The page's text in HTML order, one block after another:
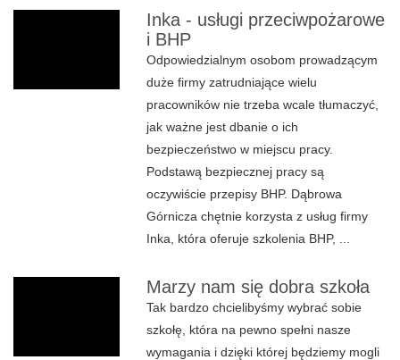
Inka - usługi przeciwpożarowe
i BHP
Odpowiedzialnym osobom prowadzącym
duże firmy zatrudniające wielu
pracowników nie trzeba wcale tłumaczyć,
jak ważne jest dbanie o ich
bezpieczeństwo w miejscu pracy.
Podstawą bezpiecznej pracy są
oczywiście przepisy BHP. Dąbrowa
Górnicza chętnie korzysta z usług firmy
Inka, która oferuje szkolenia BHP, ...
Marzy nam się dobra szkoła
Tak bardzo chcielibyśmy wybrać sobie
szkołę, która na pewno spełni nasze
wymagania i dzięki której będziemy mogli